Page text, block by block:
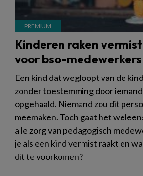
Kinderen raken
voor bso-medewerkers
Een kind dat wegloopt van de
zonder toestemming door
opgehaald. Niemand zou dit
meemaken. Toch gaat het
alle zorg van pedagogisch
je als een kind vermist raakt en
dit te voorkomen?